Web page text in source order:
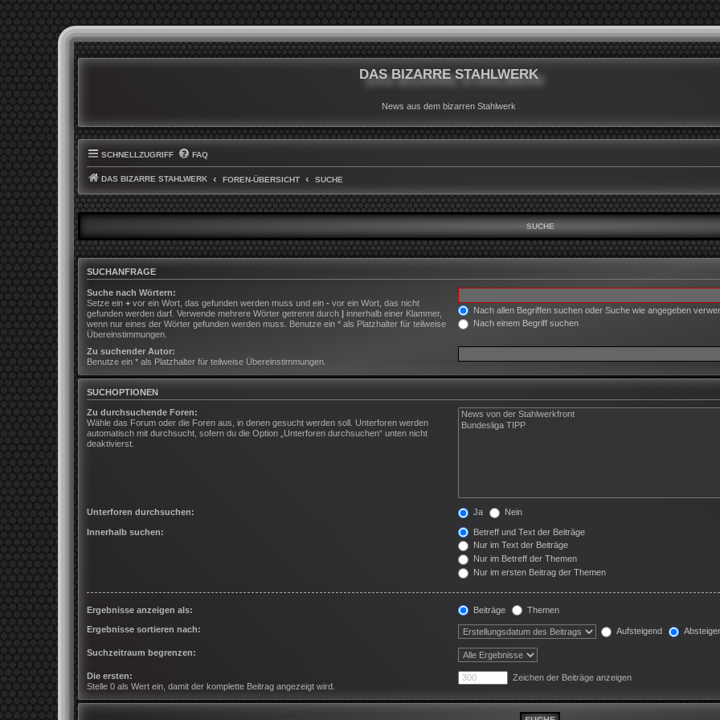
DAS BIZARRE STAHLWERK
News aus dem bizarren Stahlwerk
SCHNELLZUGRIFF FAQ
DAS BIZARRE STAHLWERK FOREN-ÜBERSICHT SUCHE
SUCHE
SUCHANFRAGE
Suche nach Wörtern:
Setze ein + vor ein Wort, das gefunden werden muss und ein - vor ein Wort, das nicht
gefunden werden darf. Verwende mehrere Wörter getrennt durch | innerhalb einer Klammer,
wenn nur eines der Wörter gefunden werden muss. Benutze ein * als Platzhalter für teilweise
Übereinstimmungen.
Nach allen Begriffen suchen oder Suche wie angegeben
Nach einem Begriff suchen
Zu suchender Autor:
Benutze ein * als Platzhalter für teilweise Übereinstimmungen.
SUCHOPTIONEN
Zu durchsuchende Foren:
Wähle das Forum oder die Foren aus, in denen gesucht werden soll. Unterforen werden
automatisch mit durchsucht, sofern du die Option „Unterforen durchsuchen“ unten nicht
deaktivierst.
Unterforen durchsuchen: Ja Nein
Innerhalb suchen:
Betreff und Text der Beiträge
Nur im Text der Beiträge
Nur im Betreff der Themen
Nur im ersten Beitrag der Themen
Ergebnisse anzeigen als: Beiträge Themen
Ergebnisse sortieren nach: Aufsteigend
Suchzeitraum begrenzen:
Die ersten:
Stelle 0 als Wert ein, damit der komplette Beitrag angezeigt wird.
Zeichen der Beiträge anzeigen